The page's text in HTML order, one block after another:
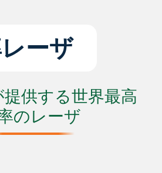
ーザ
供する世界最高
のレーザ